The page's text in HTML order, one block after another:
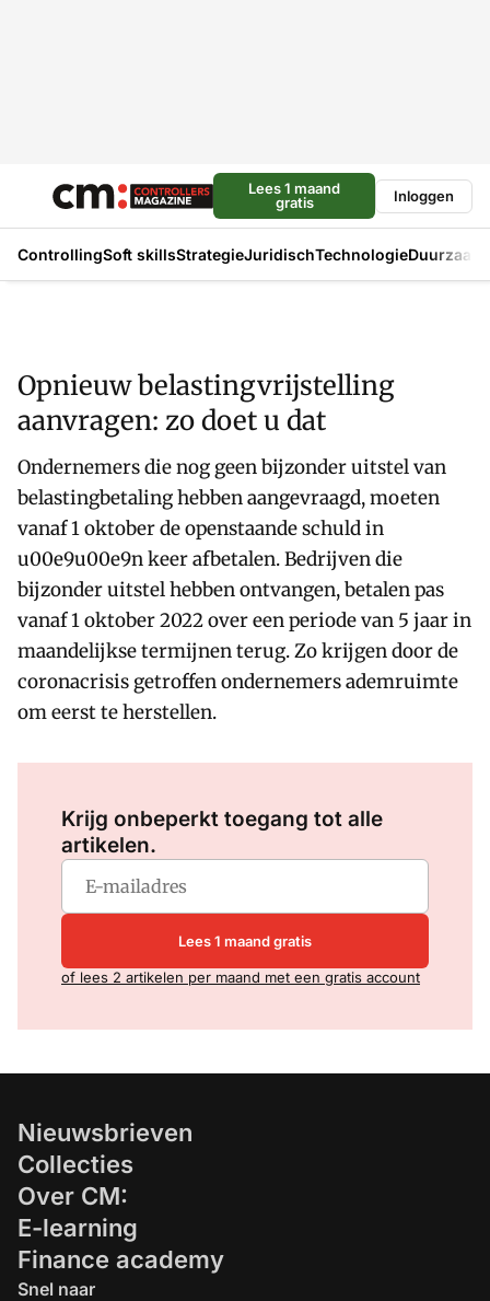
Lees 1 maand
gratis
Inloggen
ControllingSoft skillsStrategieJuridischTechnologie
Opnieuw belastingvrijstelling
aanvragen: zo doet u dat
Ondernemers die nog geen bijzonder uitstel van
belastingbetaling hebben aangevraagd, moeten
vanaf 1 oktober de openstaande schuld in
u00e9u00e9n keer afbetalen. Bedrijven die
bijzonder uitstel hebben ontvangen, betalen pas
vanaf 1 oktober 2022 over een periode van 5 jaar in
maandelijkse termijnen terug. Zo krijgen door de
coronacrisis getroffen ondernemers ademruimte
om eerst te herstellen.
Krijg onbeperkt toegang tot alle
artikelen.
Lees 1 maand gratis
of lees 2 artikelen per maand met een gratis account
Nieuwsbrieven
Collecties
Over CM:
E-learning
Finance academy
Snel naar